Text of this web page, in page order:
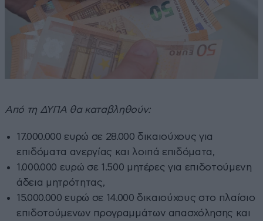
Από τη ΔΥΠΑ θα καταβληθούν:
17.000.000 ευρώ σε 28.000 δικαιούχους για
επιδόματα ανεργίας και λοιπά επιδόματα,
1.000.000 ευρώ σε 1.500 μητέρες για επιδοτούμενη
άδεια μητρότητας,
15.000.000 ευρώ σε 14.000 δικαιούχους στο πλαίσιο
επιδοτούμενων προγραμμάτων απασχόλησης και